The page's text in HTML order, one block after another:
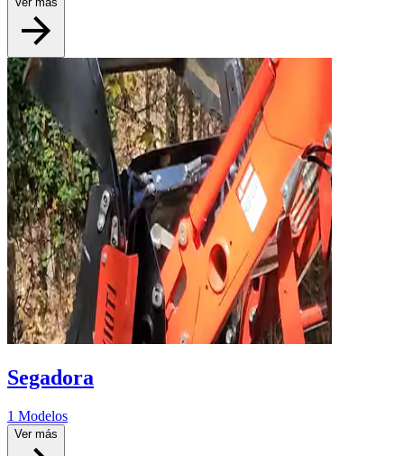
Segadora
1 Modelos
Ver más